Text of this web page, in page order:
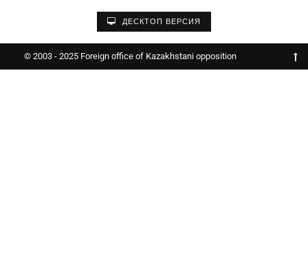
ДЕСКТОП ВЕРСИЯ
© 2003 - 2025 Foreign office of Kazakhstani opposition